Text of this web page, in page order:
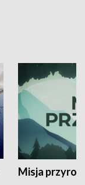
Misja